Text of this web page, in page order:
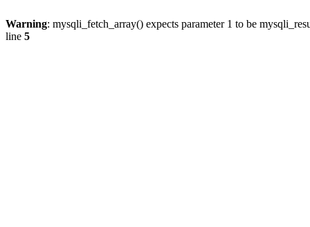
Warning: mysqli_fetch_array() expects parameter 1 to be
line 5